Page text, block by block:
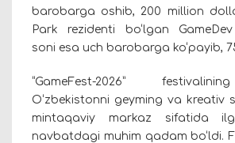
barobarga oshib, 200 million
Park rezidenti bo‘lgan
soni esa uch barobarga ko‘payib,
“GameFest-2026”
O‘zbekistonni geyming va kreativ
mintaqaviy markaz sifatida
navbatdagi muhim qadam bo‘ldi.